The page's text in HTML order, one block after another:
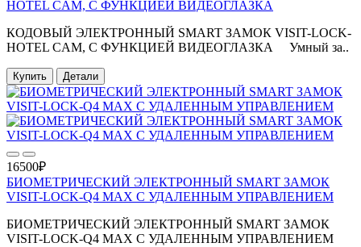
HOTEL CAM, С ФУНКЦИЕЙ ВИДЕОГЛАЗКА
КОДОВЫЙ ЭЛЕКТРОННЫЙ SMART ЗАМОК VISIT-LOCK-
HOTEL CAM, С ФУНКЦИЕЙ ВИДЕОГЛАЗКА Умный за..
Купить Детали
16500₽
БИОМЕТРИЧЕСКИЙ ЭЛЕКТРОННЫЙ SMART ЗАМОК
VISIT-LOCK-Q4 MAX С УДАЛЕННЫМ УПРАВЛЕНИЕМ
БИОМЕТРИЧЕСКИЙ ЭЛЕКТРОННЫЙ SMART ЗАМОК
VISIT-LOCK-Q4 MAX С УДАЛЕННЫМ УПРАВЛЕНИЕМ